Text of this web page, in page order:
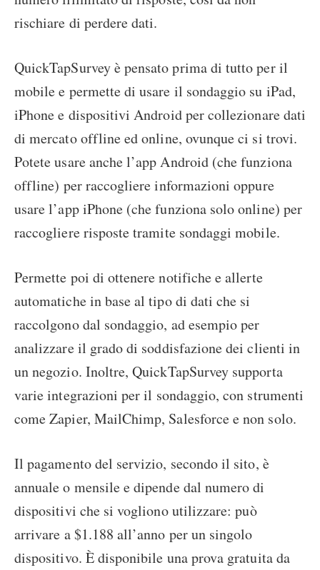
rischiare di perdere dati.
QuickTapSurvey è pensato prima di tutto per il
mobile e permette di usare il sondaggio su iPad,
iPhone e dispositivi Android per collezionare dati
di mercato offline ed online, ovunque ci si trovi.
Potete usare anche l’app Android (che funziona
offline) per raccogliere informazioni oppure
usare l’app iPhone (che funziona solo online) per
raccogliere risposte tramite sondaggi mobile.
Permette poi di ottenere notifiche e allerte
automatiche in base al tipo di dati che si
raccolgono dal sondaggio, ad esempio per
analizzare il grado di soddisfazione dei clienti in
un negozio. Inoltre, QuickTapSurvey supporta
varie integrazioni per il sondaggio, con strumenti
come Zapier, MailChimp, Salesforce e non solo.
Il pagamento del servizio, secondo il sito, è
annuale o mensile e dipende dal numero di
dispositivi che si vogliono utilizzare: può
arrivare a $1.188 all’anno per un singolo
dispositivo. È disponibile una prova gratuita da